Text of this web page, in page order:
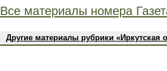
Все материалы номера
Другие материалы рубрики «Иркутская